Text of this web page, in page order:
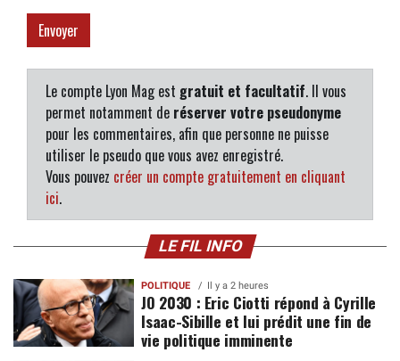
Le compte Lyon Mag est gratuit et facultatif. Il vous
permet notamment de réserver votre pseudonyme
pour les commentaires, afin que personne ne puisse
utiliser le pseudo que vous avez enregistré.
Vous pouvez créer un compte gratuitement en cliquant
ici.
LE FIL INFO
POLITIQUE Il y a 2 heures
JO 2030 : Eric Ciotti répond à Cyrille
Isaac-Sibille et lui prédit une fin de
vie politique imminente